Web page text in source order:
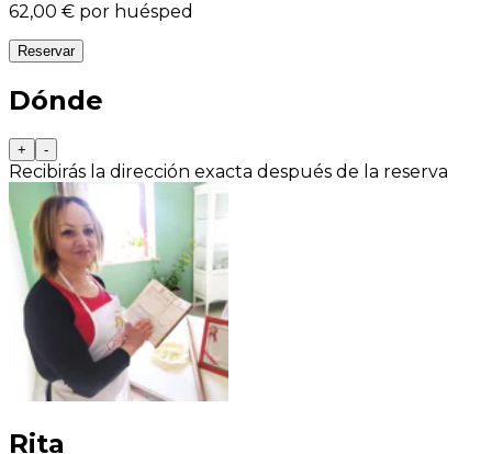
62,00 € por huésped
Reservar
Dónde
+ -
Recibirás la dirección exacta después de la reserva
Rita